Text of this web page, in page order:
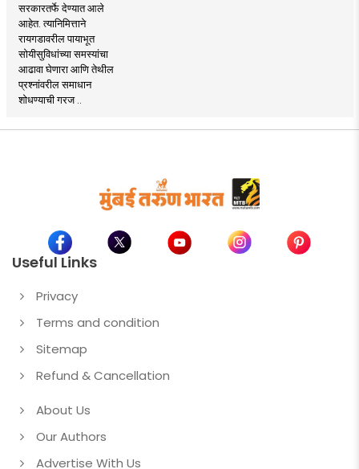
सरकारतर्फे देण्यात आले
आहेत. त्यानिमित्ताने
रायगडावरील पायाभूत
सोयीसुविधांच्या समस्यांचा
आढावा घेणारा आणि तेथील
प्रश्नांवरील समाधान
शोधण्याची गरज ..
Useful Links
Privacy
Terms and condition
Sitemap
Refund & Cancellation
About Us
Our Authors
Advertise With Us